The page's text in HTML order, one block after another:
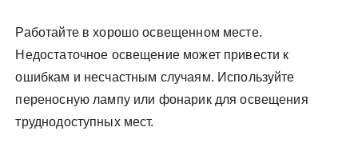
Работайте в хорошо освещенном месте.
Недостаточное освещение может привести к
ошибкам и несчастным случаям. Используйте
переносную лампу или фонарик для освещения
труднодоступных мест.